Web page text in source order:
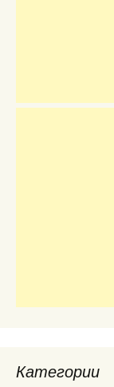
Категории